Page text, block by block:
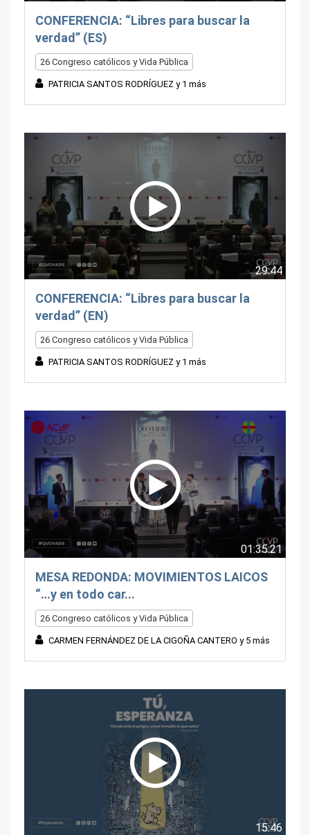
CONFERENCIA: “Libres para buscar la
verdad” (ES)
26 Congreso católicos y Vida Pública
PATRICIA SANTOS RODRÍGUEZ y 1 más
29:44
CONFERENCIA: “Libres para buscar la
verdad” (EN)
26 Congreso católicos y Vida Pública
PATRICIA SANTOS RODRÍGUEZ y 1 más
01:35:21
MESA REDONDA: MOVIMIENTOS LAICOS
“…y en todo car...
26 Congreso católicos y Vida Pública
CARMEN FERNÁNDEZ DE LA CIGOÑA CANTERO y 5 más
15:46